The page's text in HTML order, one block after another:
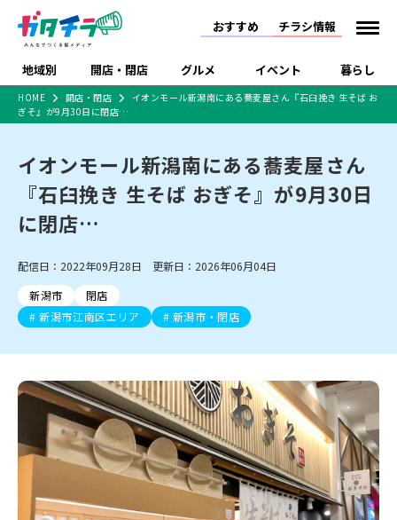
おすすめ チラシ情報
地域別 開店・閉店 グルメ イベント 暮らし
新潟市 下越
中越
佐渡
新潟市中央区 新潟市東区 新潟市西区
新潟市北区
新潟市南区
新潟市江南区 新潟市秋葉区
新潟市西蒲区
村上・関川
新発田・聖籠
胎内・粟島
三条・加茂・田上
五泉・阿賀野・阿賀
燕・弥彦
小千谷・十日町・津南
魚沼・南魚沼・湯沢
柏崎・刈羽・出雲崎
上越・妙高・糸魚川
開店 閉店
リニューアル・移転
新潟市・開店
新潟市・閉店
長岡市・開店
長岡市・閉店
ラーメン・開店
ラーメン・閉店
ラーメン 現地レポート
和食
スイーツ
ご当地グルメ 食べ歩き テイクアウト
季節・期間限定
カフェ
居酒屋・バー 焼肉
パスタ
パン・ベーカリー
タレカツ・豚カツ
デカ盛り・大盛り
旨辛・激辛
定食・町定食 海鮮・鮨
そば・うどん
日本酒・新潟清酒
ワイン・クラフトビール
ケーキ・パフェ
ビアガーデン・暑気払い
体験・販売 祭り・伝統行事
趣味・展示会
スポーツ
セミナー・講演会 子ども向け 花火大会
入場無料
住宅展示場
完成見学会 学生スポーツ アルビレックス
施設・ショップ
住宅メーカー・工務
店
食品メーカー・県産
習い事・塾 アパレル・雑貨
フィットネス・ジム
観光スポット
温泉・入浴 ホテル
リラクゼーション・整体
スキー場
リユース・買取
病院・クリニック
イオンモール
ラブラ万代・ラブラ2
ビルボードプレイスBP
新潟伊勢丹
ピア万代
リバーサイド千秋
パティオPATIO
特売セール インタビュー
特集・まとめ記事
セツコママ ランキング 新潟人
キャンペーン
開店まとめ
閉店まとめ
ラーメンまとめ
飲食店まとめ
食品スーパー・コンビ
ショッピングモール・
大型施設
ドラッグストア・ホーム
センター
ファッション 生活サービス
冠婚葬祭
習い事・塾 通販・EC イベント
求人
官公庁・自治体
新潟市 チラシ
長岡・見附 チラシ
上越・妙高・糸魚川 チラシ
注目 チラシ
週末セール
火曜セール
オープン・リニューアルセール
年末・初売りセール
HOME 開店・閉店
イオンモール新潟南にある蕎麦屋さん『石臼挽き 生そば お
ぎそ』が9月30日に閉店…
イオンモール新潟南にある蕎麦屋さん
『石臼挽き 生そば おぎそ』が9月30日
に閉店…
配信日：2022年09月28日 更新日：2026年06月04日
新潟市
閉店
新潟市江南区エリア
新潟市・閉店